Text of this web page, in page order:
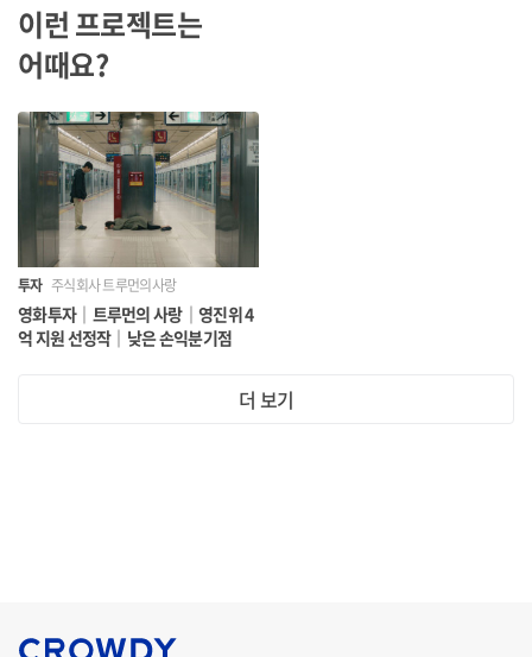
사업 추진 계획
이런 프로젝트는
어때요?
투자 주식회사 트루먼의사랑
영화투자｜트루먼의 사랑｜영진위 4
억 지원 선정작｜낮은 손익분기점
더 보기